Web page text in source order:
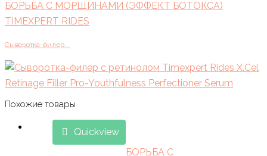
БОРЬБА С МОРЩИНАМИ (ЭФФЕКТ БОТОКСА)
TIMEXPERT RIDES
Сыворотка-филер...
Похожие товары
Quickview
БОРЬБА С